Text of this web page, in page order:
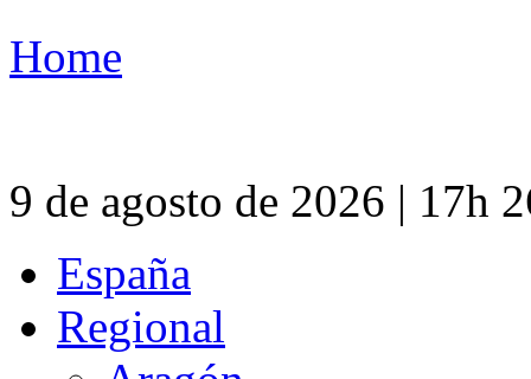
Home
9 de agosto de 2026 | 17h
España
Regional